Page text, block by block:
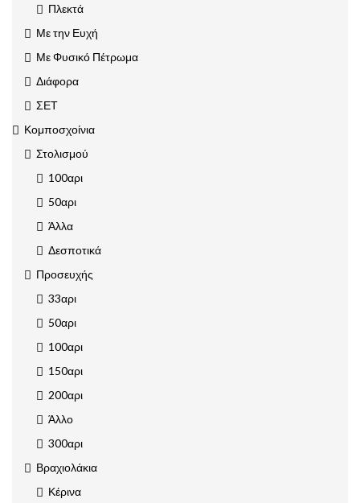
Πλεκτά
Με την Ευχή
Με Φυσικό Πέτρωμα
Διάφορα
ΣΕΤ
Κομποσχοίνια
Στολισμού
100αρι
50αρι
Άλλα
Δεσποτικά
Προσευχής
33αρι
50αρι
100αρι
150αρι
200αρι
Άλλο
300αρι
Βραχιολάκια
Κέρινα